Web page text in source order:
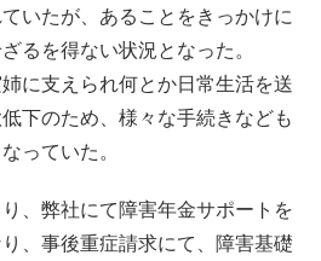
いたが、あることをきっかけに
るを得ない状況となった。
に支えられ何とか日常生活を送
下のため、様々な手続きなども
っていた。
、弊社にて障害年金サポートを
、事後重症請求にて、障害基礎